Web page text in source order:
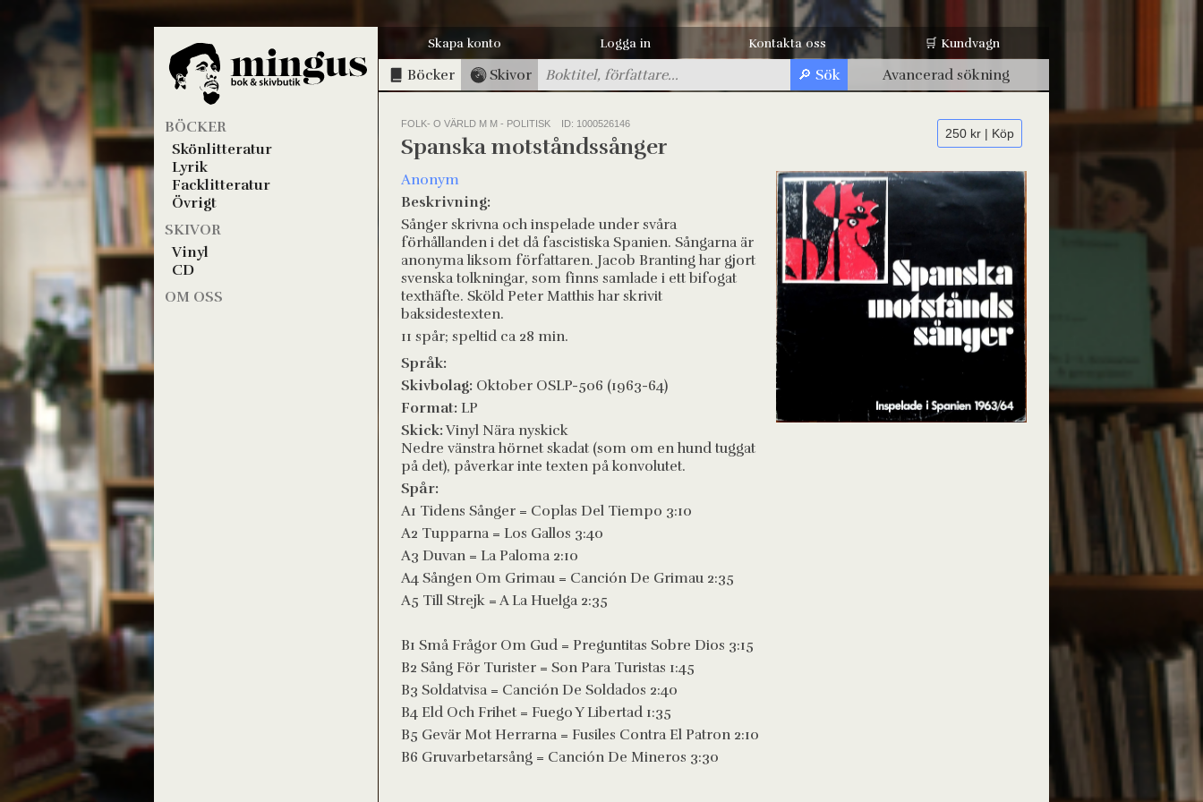
BÖCKER
Skönlitteratur
Lyrik
Facklitteratur
Övrigt
SKIVOR
Vinyl
CD
OM OSS
Skapa konto Logga in Kontakta oss 🛒 Kundvagn
Böcker Skivor Avancerad sökning
FOLK- O VÄRLD M M - POLITISK ID: 1000526146
250 kr | Köp
Spanska motståndssånger
Anonym
Beskrivning:
Sånger skrivna och inspelade under svåra
förhållanden i det då fascistiska Spanien. Sångarna är
anonyma liksom författaren. Jacob Branting har gjort
svenska tolkningar, som finns samlade i ett bifogat
texthäfte. Sköld Peter Matthis har skrivit
baksidestexten.
11 spår; speltid ca 28 min.
Språk:
Skivbolag: Oktober OSLP-506 (1963-64)
Format: LP
Skick:Vinyl Nära nyskick
Nedre vänstra hörnet skadat (som om en hund tuggat
på det), påverkar inte texten på konvolutet.
Spår:
A1 Tidens Sånger = Coplas Del Tiempo 3:10
A2 Tupparna = Los Gallos 3:40
A3 Duvan = La Paloma 2:10
A4 Sången Om Grimau = Canción De Grimau 2:35
A5 Till Strejk = A La Huelga 2:35
B1 Små Frågor Om Gud = Preguntitas Sobre Dios 3:15
B2 Sång För Turister = Son Para Turistas 1:45
B3 Soldatvisa = Canción De Soldados 2:40
B4 Eld Och Frihet = Fuego Y Libertad 1:35
B5 Gevär Mot Herrarna = Fusiles Contra El Patron 2:10
B6 Gruvarbetarsång = Canción De Mineros 3:30